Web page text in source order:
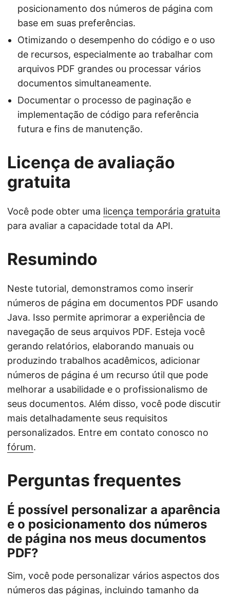
posicionamento dos números de página com
base em suas preferências.
Otimizando o desempenho do código e o uso
de recursos, especialmente ao trabalhar com
arquivos PDF grandes ou processar vários
documentos simultaneamente.
Documentar o processo de paginação e
implementação de código para referência
futura e fins de manutenção.
Licença de avaliação
gratuita
Você pode obter uma licença temporária gratuita
para avaliar a capacidade total da API.
Resumindo
Neste tutorial, demonstramos como inserir
números de página em documentos PDF usando
Java. Isso permite aprimorar a experiência de
navegação de seus arquivos PDF. Esteja você
gerando relatórios, elaborando manuais ou
produzindo trabalhos acadêmicos, adicionar
números de página é um recurso útil que pode
melhorar a usabilidade e o profissionalismo de
seus documentos. Além disso, você pode discutir
mais detalhadamente seus requisitos
personalizados. Entre em contato conosco no
fórum.
Perguntas frequentes
É possível personalizar a aparência
e o posicionamento dos números
de página nos meus documentos
PDF?
Sim, você pode personalizar vários aspectos dos
números das páginas, incluindo tamanho da